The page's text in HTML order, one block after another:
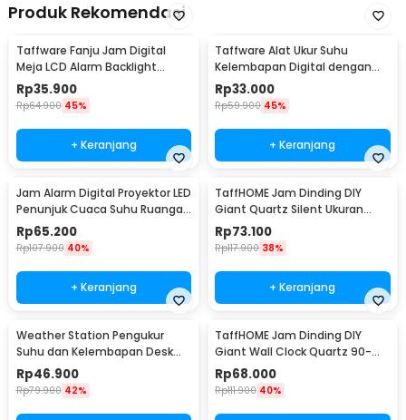
Produk Rekomendasi
Taffware Fanju Jam Digital
Meja LCD Alarm Backlight
Sensor Suhu - JP9901
Rp35.900
Rp64.900 45%
+ Keranjang
Taffware Alat Ukur Suhu
Kelembapan Digital dengan
Jam Alarm Kalender - HTC-2
Rp33.000
Rp59.900 45%
+ Keranjang
Jam Alarm Digital Proyektor LED
Penunjuk Cuaca Suhu Ruangan
- 8190
Rp65.200
Rp107.900 40%
+ Keranjang
TaffHOME Jam Dinding DIY
Giant Quartz Silent Ukuran
Besar 90-100cm - DIY-101
Rp73.100
Rp117.900 38%
+ Keranjang
Weather Station Pengukur
Suhu dan Kelembapan Desk
Jam Alarm - 3210
Rp46.900
Rp79.900 42%
TaffHOME Jam Dinding DIY
Giant Wall Clock Quartz 90-
100cm - DIY-105
Rp68.000
Rp111.900 40%